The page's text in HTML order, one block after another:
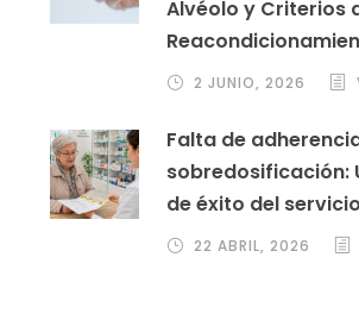
Alvéolo y Criterios
2 JUNIO, 2026
Falta de
sobredosificación:
de éxito del
22 ABRIL, 2026